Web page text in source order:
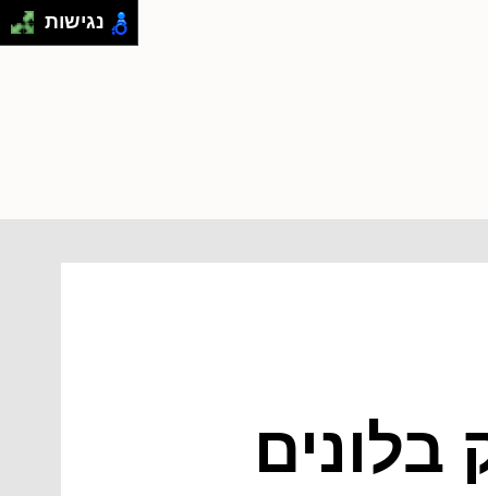
בלונים
נגישות